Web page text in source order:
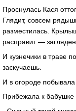
Проснулась Кася
Глядит, совсем
разместилась.
расправит —
И кузнечики в траве
заскучаешь.
И в огороде
Прибежала к бабушке